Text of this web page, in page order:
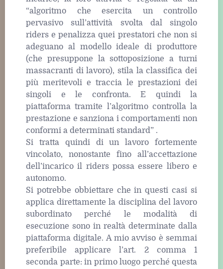
“algoritmo che esercita un controllo
pervasivo sull’attività svolta dal singolo
riders e penalizza quei prestatori che non si
adeguano al modello ideale di produttore
(che presuppone la sottoposizione a turni
massacranti di lavoro), stila la classifica dei
più meritevoli e traccia le prestazioni dei
singoli e le confronta. E quindi la
piattaforma tramite l’algoritmo controlla la
prestazione e sanziona i comportamenti non
conformi a determinati standard” .
Si tratta quindi di un lavoro fortemente
vincolato, nonostante fino all’accettazione
dell’incarico il riders possa essere libero e
autonomo.
Si potrebbe obbiettare che in questi casi si
applica direttamente la disciplina del lavoro
subordinato perché le modalità di
esecuzione sono in realtà determinate dalla
piattaforma digitale. A mio avviso è semmai
preferibile applicare l’art. 2 comma 1
seconda parte: in primo luogo perché questa